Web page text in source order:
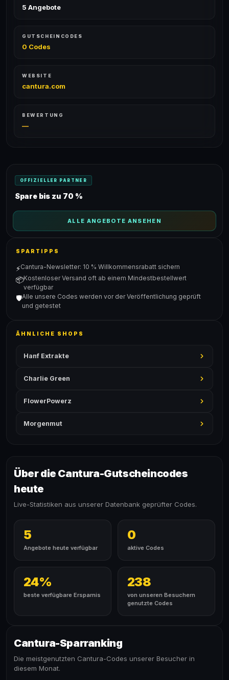
5 Angebote
GUTSCHEINCODES
0 Codes
WEBSITE
cantura.com
BEWERTUNG
—
OFFIZIELLER PARTNER
Spare bis zu 70 %
ALLE ANGEBOTE ANSEHEN
SPARTIPPS
⚡Cantura-Newsletter: 10 % Willkommensrabatt sichern
📦Kostenloser Versand oft ab einem Mindestbestellwert
verfügbar
🛡️Alle unsere Codes werden vor der Veröffentlichung geprüft
und getestet
ÄHNLICHE SHOPS
Hanf Extrakte
Charlie Green
FlowerPowerz
Morgenmut
Über die Cantura-Gutscheincodes
heute
Live-Statistiken aus unserer Datenbank geprüfter Codes.
5
Angebote heute verfügbar
0
aktive Codes
24%
beste verfügbare Ersparnis
238
von unseren Besuchern
genutzte Codes
Cantura-Sparranking
Die meistgenutzten Cantura-Codes unserer Besucher in
diesem Monat.